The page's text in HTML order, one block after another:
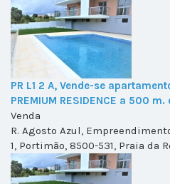
PR L1 2 A, Vende-se
PREMIUM RESIDENCE a 500
Venda
R. Agosto Azul,
1, Portimão, 8500-531, Praia da